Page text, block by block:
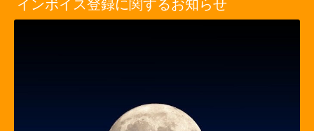
インボイス登録に関するお知らせ